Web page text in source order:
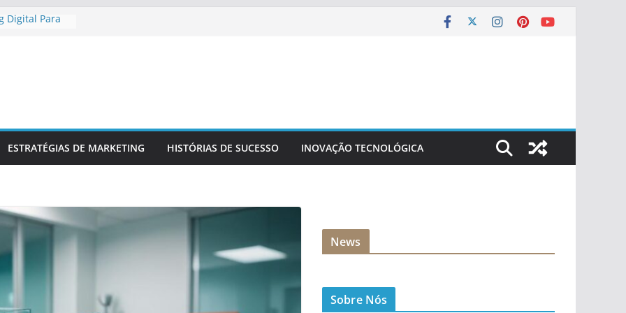
Digital Para
Sua Marca
ESTRATÉGIAS DE MARKETING HISTÓRIAS DE SUCESSO INOVAÇÃO TECNOLÓGICA
News
Sobre Nós